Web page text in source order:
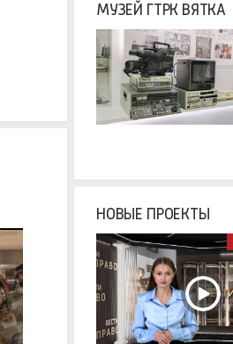
МУЗЕЙ ГТРК ВЯТКА
НОВЫЕ ПРОЕКТЫ